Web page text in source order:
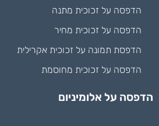
הדפסה על זכוכית מתנה
הדפסה על זכוכית מחיר
הדפסת תמונה על זכוכית אקרילית
הדפסה על זכוכית מחוסמת
הדפסה על אלומיניום